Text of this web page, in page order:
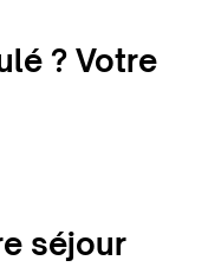
? Votre
séjour